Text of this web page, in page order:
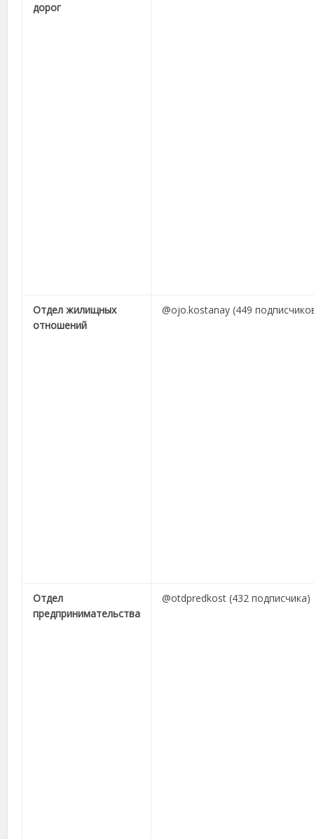
дорог
Отдел жилищных
отношений
@ojo.kostanay (449
Отдел
предпринимательства
@otdpredkost (432 подписчика)